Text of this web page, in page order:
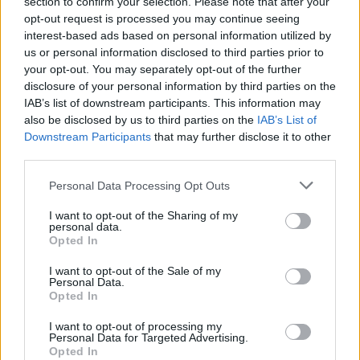
opt-out request is processed you may continue seeing
interest-based ads based on personal information utilized by
us or personal information disclosed to third parties prior to
your opt-out. You may separately opt-out of the further
disclosure of your personal information by third parties on the
IAB’s list of downstream participants. This information may
also be disclosed by us to third parties on the IAB’s List of
Downstream Participants that may further disclose it to other
Please note that this website/app uses one or more Google
not limited to your visit or usage behaviour. You may click to
grant or deny consent to Google and its third-party tags to
use your data for below specified purposes in below Google
consent section.
Personal Data Processing Opt Outs
I want to opt-out of the Sharing of my
personal data.
Opted In
I want to opt-out of the Sale of my
Personal Data.
Opted In
I want to opt-out of processing my
Personal Data for Targeted Advertising.
Opted In
o 200 metros de distancia (hay un
estacionamiento) y todavía no puede verlo
mientras navega por la hierba alta y los
pequeños senderos.
La playa en sí definitivamente vale la pena
detenerse, aunque solo sea por un momento.
Al salir de la playa, nuestrasiguiente parada
noche, pero esta ruta de Arisaig a Acharacle
(donde está el hotel Loch Shield) está llena de
varias razones para seguir queriendo parar.
Colina ondulante, hermosos lagos e incluso un
castillo absolutamente impresionante, que está
justo al lado de una puesta de sol igualmente